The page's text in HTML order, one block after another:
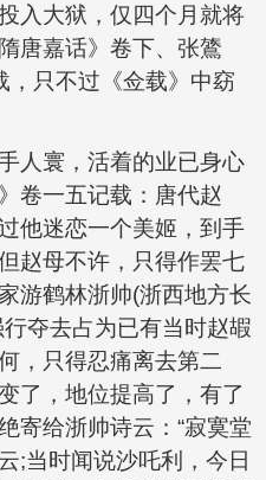
入大狱，仅四个月就将
唐嘉话》卷下、张鷟
，只不过《佥载》中窈
寰，活着的业已身心
卷一五记载：唐代赵
他迷恋一个美姬，到手
赵母不许，只得作罢七
游鹤林浙帅(浙西地方长
夺去占为已有当时赵嘏
，只得忍痛离去第二
了，地位提高了，有了
寄给浙帅诗云：“寂寞堂
;当时闻说沙吒利，今日